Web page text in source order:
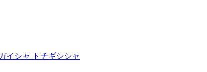
イシャ トチギシシャ